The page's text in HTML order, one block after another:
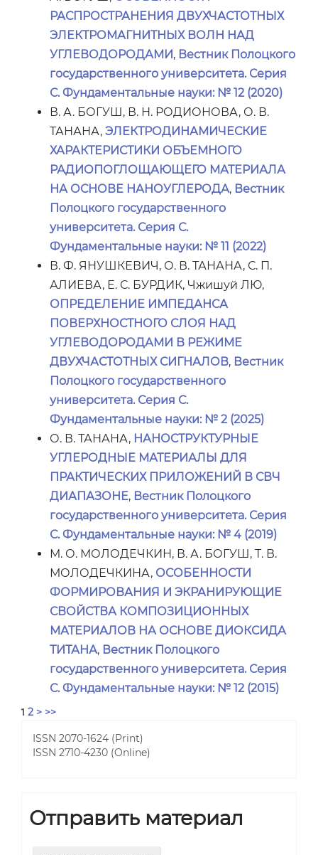
РАСПРОСТРАНЕНИЯ ДВУХЧАСТОТНЫХ
ЭЛЕКТРОМАГНИТНЫХ ВОЛН НАД
УГЛЕВОДОРОДАМИ, Вестник Полоцкого
государственного университета. Серия
С. Фундаментальные науки: № 12 (2020)
В. А. БОГУШ, В. Н. РОДИОНОВА, О. В.
ТАНАНА, ЭЛЕКТРОДИНАМИЧЕСКИЕ
ХАРАКТЕРИСТИКИ ОБЪЕМНОГО
РАДИОПОГЛОЩАЮЩЕГО МАТЕРИАЛА
НА ОСНОВЕ НАНОУГЛЕРОДА, Вестник
Полоцкого государственного
университета. Серия С.
Фундаментальные науки: № 11 (2022)
В. Ф. ЯНУШКЕВИЧ, О. В. ТАНАНА, С. П.
АЛИЕВА, Е. С. БУРДИК, Чжишуй ЛЮ,
ОПРЕДЕЛЕНИЕ ИМПЕДАНСА
ПОВЕРХНОСТНОГО СЛОЯ НАД
УГЛЕВОДОРОДАМИ В РЕЖИМЕ
ДВУХЧАСТОТНЫХ СИГНАЛОВ, Вестник
Полоцкого государственного
университета. Серия С.
Фундаментальные науки: № 2 (2025)
О. В. ТАНАНА, НАНОСТРУКТУРНЫЕ
УГЛЕРОДНЫЕ МАТЕРИАЛЫ ДЛЯ
ПРАКТИЧЕСКИХ ПРИЛОЖЕНИЙ В СВЧ
ДИАПАЗОНЕ, Вестник Полоцкого
государственного университета. Серия
С. Фундаментальные науки: № 4 (2019)
М. О. МОЛОДЕЧКИН, В. А. БОГУШ, Т. В.
МОЛОДЕЧКИНА, ОСОБЕННОСТИ
ФОРМИРОВАНИЯ И ЭКРАНИРУЮЩИЕ
СВОЙСТВА КОМПОЗИЦИОННЫХ
МАТЕРИАЛОВ НА ОСНОВЕ ДИОКСИДА
ТИТАНА, Вестник Полоцкого
государственного университета. Серия
С. Фундаментальные науки: № 12 (2015)
1 2 > >>
ISSN 2070-1624 (Print)
ISSN 2710-4230 (Online)
Отправить материал